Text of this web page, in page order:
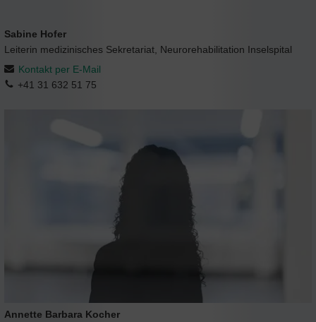
Sabine Hofer
Leiterin medizinisches Sekretariat, Neurorehabilitation Inselspital
Kontakt per E-Mail
+41 31 632 51 75
Annette Barbara Kocher